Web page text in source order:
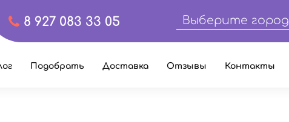
8 927 083 33 05 Выберите город
Подобрать Доставка Отзывы Контакты